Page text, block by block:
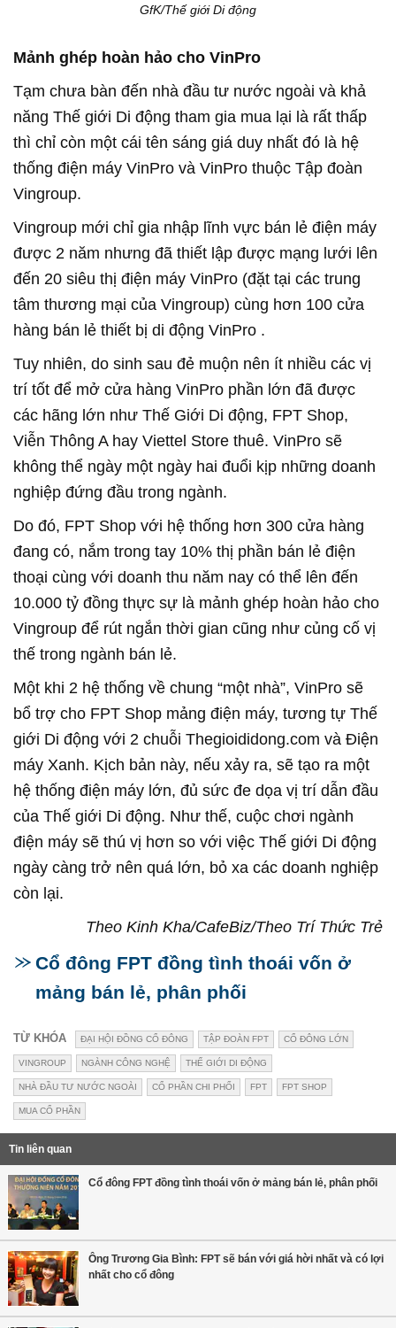
GfK/Thế giới Di động
Mảnh ghép hoàn hảo cho VinPro
Tạm chưa bàn đến nhà đầu tư nước ngoài và khả
năng Thế giới Di động tham gia mua lại là rất thấp
thì chỉ còn một cái tên sáng giá duy nhất đó là hệ
thống điện máy VinPro và VinPro thuộc Tập đoàn
Vingroup.
Vingroup mới chỉ gia nhập lĩnh vực bán lẻ điện máy
được 2 năm nhưng đã thiết lập được mạng lưới lên
đến 20 siêu thị điện máy VinPro (đặt tại các trung
tâm thương mại của Vingroup) cùng hơn 100 cửa
hàng bán lẻ thiết bị di động VinPro .
Tuy nhiên, do sinh sau đẻ muộn nên ít nhiều các vị
trí tốt để mở cửa hàng VinPro phần lớn đã được
các hãng lớn như Thế Giới Di động, FPT Shop,
Viễn Thông A hay Viettel Store thuê. VinPro sẽ
không thể ngày một ngày hai đuổi kịp những doanh
nghiệp đứng đầu trong ngành.
Do đó, FPT Shop với hệ thống hơn 300 cửa hàng
đang có, nắm trong tay 10% thị phần bán lẻ điện
thoại cùng với doanh thu năm nay có thể lên đến
10.000 tỷ đồng thực sự là mảnh ghép hoàn hảo cho
Vingroup để rút ngắn thời gian cũng như củng cố vị
thế trong ngành bán lẻ.
Một khi 2 hệ thống về chung “một nhà”, VinPro sẽ
bổ trợ cho FPT Shop mảng điện máy, tương tự Thế
giới Di động với 2 chuỗi Thegioididong.com và Điện
máy Xanh. Kịch bản này, nếu xảy ra, sẽ tạo ra một
hệ thống điện máy lớn, đủ sức đe dọa vị trí dẫn đầu
của Thế giới Di động. Như thế, cuộc chơi ngành
điện máy sẽ thú vị hơn so với việc Thế giới Di động
ngày càng trở nên quá lớn, bỏ xa các doanh nghiệp
còn lại.
Theo Kinh Kha/CafeBiz/Theo Trí Thức Trẻ​
Cổ đông FPT đồng tình thoái vốn ở
mảng bán lẻ, phân phối
TỪ KHÓA ĐẠI HỘI ĐỒNG CỔ ĐÔNG TẬP ĐOÀN FPT CỔ ĐÔNG LỚN
VINGROUP NGÀNH CÔNG NGHỆ THẾ GIỚI DI ĐỘNG
NHÀ ĐẦU TƯ NƯỚC NGOÀI CỔ PHẦN CHI PHỐI FPT FPT SHOP
MUA CỔ PHẦN
Tin liên quan
Cổ đông FPT đồng tình thoái vốn ở mảng bán lẻ, phân phối
Ông Trương Gia Bình: FPT sẽ bán với giá hời nhất và có lợi
nhất cho cổ đông